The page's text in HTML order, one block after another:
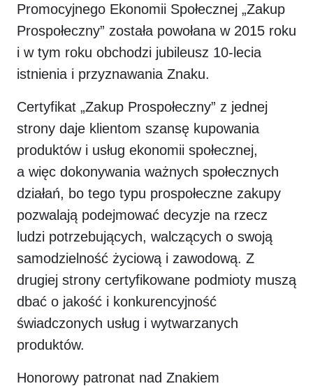
Promocyjnego Ekonomii Społecznej „Zakup
Prospołeczny” została powołana w 2015 roku
i w tym roku obchodzi jubileusz 10-lecia
istnienia i przyznawania Znaku.
Certyfikat „Zakup Prospołeczny” z jednej
strony daje klientom szansę kupowania
produktów i usług ekonomii społecznej,
a więc dokonywania ważnych społecznych
działań, bo tego typu prospołeczne zakupy
pozwalają podejmować decyzje na rzecz
ludzi potrzebujących, walczących o swoją
samodzielność życiową i zawodową. Z
drugiej strony certyfikowane podmioty muszą
dbać o jakość i konkurencyjność
świadczonych usług i wytwarzanych
produktów.
Honorowy patronat nad Znakiem